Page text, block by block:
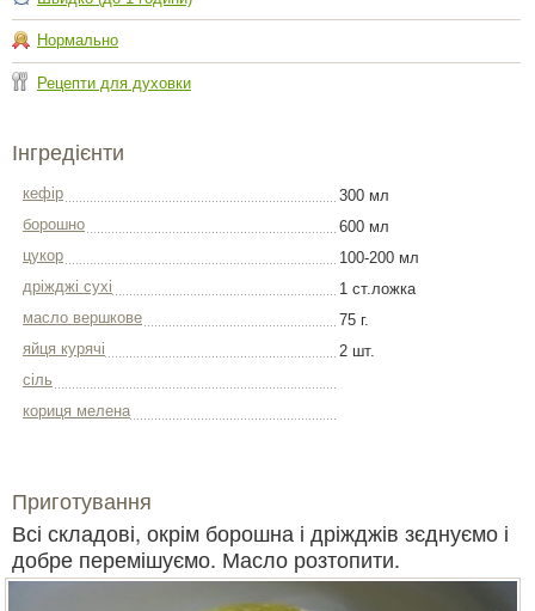
Нормально
Рецепти для духовки
Інгредієнти
кефір
300 мл
борошно
600 мл
цукор
100-200 мл
дріжджі сухі
1 ст.ложка
масло вершкове
75 г.
яйця курячі
2 шт.
сіль
кориця мелена
Приготування
Всі складові, окрім борошна і дріжджів зєднуємо і
добре перемішуємо. Масло розтопити.